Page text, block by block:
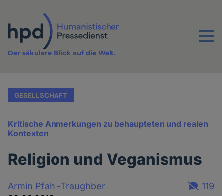
Inhalt
Menu
Der säkulare Blick auf die Welt.
GESELLSCHAFT
Kritische Anmerkungen zu behaupteten und realen
Kontexten
Religion und Veganismus
Armin Pfahl-Traughber
119